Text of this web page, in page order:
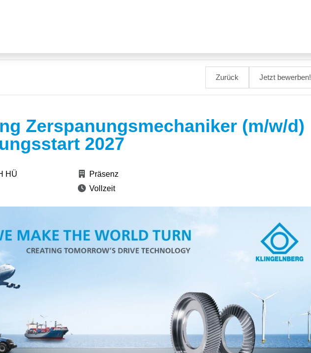
Zurück Jetzt bewerben!
Zerspanungsmechaniker (m/w/d)
2027
HÜ
Präsenz
Vollzeit